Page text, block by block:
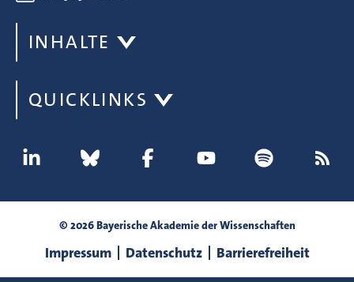
INHALTE
QUICKLINKS
© 2026 Bayerische Akademie der Wissenschaften
Impressum Datenschutz Barrierefreiheit